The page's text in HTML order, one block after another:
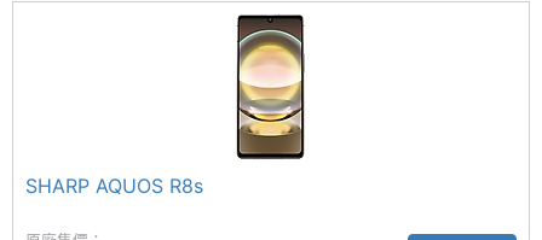
徠卡監製 HEKTOR 鏡頭
SHARP AQUOS R9 後置 5,030 萬畫素主鏡頭 +
5,030 萬畫素超廣角鏡頭，其中主鏡頭使用徠卡監製
的 HEKTOR 鏡頭，搭配 1/1.5 吋感光元件，並支援
SHARP AQUOS R8s